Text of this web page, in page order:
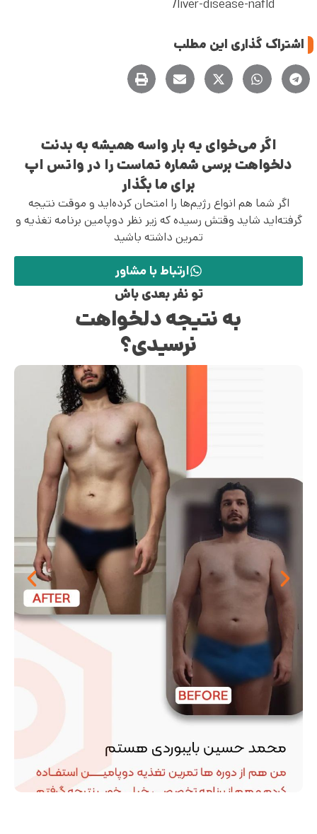
liver-disease-nafld/
اشتراک گذاری این مطلب
اگر می‌خوای یه بار واسه همیشه به بدنت
دلخواهت برسی شماره تماست را در واتس اپ
برای ما بگذار
اگر شما هم انواع رژیم‌ها را امتحان کرده‌اید و موقت نتیجه
گرفته‌اید شاید وقتش رسیده که زیر نظر دوپامین برنامه تغذیه و
تمرین داشته باشید
ارتباط با مشاور
تو نفر بعدی باش
به نتیجه دلخواهت
نرسیدی؟